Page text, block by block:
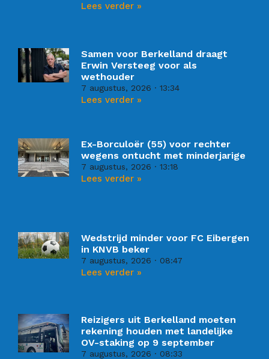
Lees verder »
Samen voor Berkelland draagt
Erwin Versteeg voor als
wethouder
7 augustus, 2026 13:34
Lees verder »
Ex-Borculoër (55) voor rechter
wegens ontucht met minderjarige
7 augustus, 2026 13:18
Lees verder »
Wedstrijd minder voor FC Eibergen
in KNVB beker
7 augustus, 2026 08:47
Lees verder »
Reizigers uit Berkelland moeten
rekening houden met landelijke
OV-staking op 9 september
7 augustus, 2026 08:33